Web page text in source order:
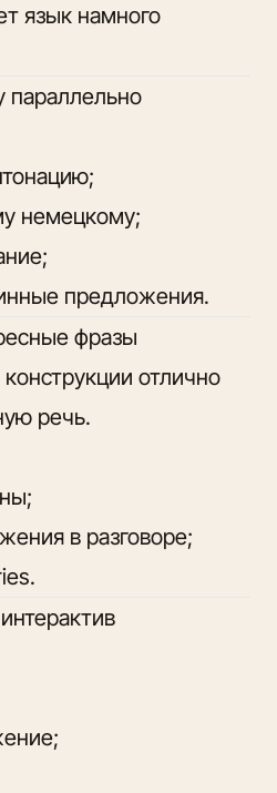
язык намного
параллельно
немецкому;
предложения.
фразы
отлично
речь.
в разговоре;